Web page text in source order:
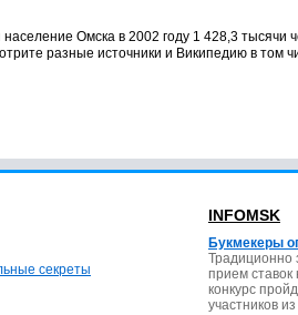
Омска в 2002 году 1 428,3 тысячи
разные источники и Википедию в том
секреты
INFOMSK
Букмекеры
Традиционно
прием
конкурс
участников